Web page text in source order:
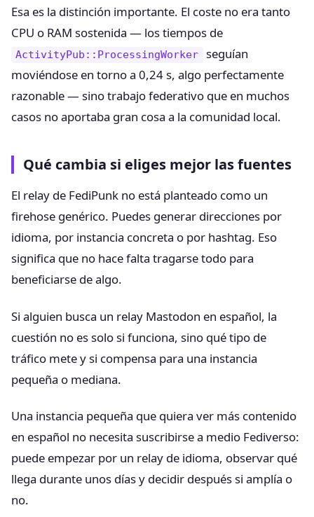
Esa es la distinción importante. El coste no era tanto
CPU o RAM sostenida — los tiempos de
ActivityPub::ProcessingWorker
seguían
moviéndose en torno a 0,24 s, algo perfectamente
razonable — sino trabajo federativo que en muchos
casos no aportaba gran cosa a la comunidad local.
Qué cambia si eliges mejor las fuentes
El relay de FediPunk no está planteado como un
firehose genérico. Puedes generar direcciones por
idioma, por instancia concreta o por hashtag. Eso
significa que no hace falta tragarse todo para
beneficiarse de algo.
Si alguien busca un relay Mastodon en español, la
cuestión no es solo si funciona, sino qué tipo de
tráfico mete y si compensa para una instancia
pequeña o mediana.
Una instancia pequeña que quiera ver más contenido
en español no necesita suscribirse a medio Fediverso:
puede empezar por un relay de idioma, observar qué
llega durante unos días y decidir después si amplía o
no.